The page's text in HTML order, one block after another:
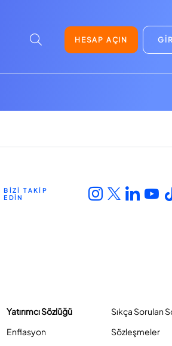
HESAP AÇIN
BİZİ TAKİP
EDİN
Yatırımcı Sözlüğü
Enflasyon
Sıkça Sorulan
Sözleşmeler